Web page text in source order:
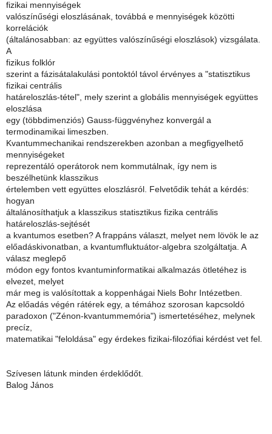
fizikai mennyiségek
valószínűségi eloszlásának, továbbá e mennyiségek közötti
korrelációk
(általánosabban: az együttes valószínűségi eloszlások) vizsgálata.
A
fizikus folklór
szerint a fázisátalakulási pontoktól távol érvényes a "statisztikus
fizikai centrális
határeloszlás-tétel", mely szerint a globális mennyiségek együttes
eloszlása
egy (többdimenziós) Gauss-függvényhez konvergál a
termodinamikai limeszben.
Kvantummechanikai rendszerekben azonban a megfigyelhető
mennyiségeket
reprezentáló operátorok nem kommutálnak, így nem is
beszélhetünk klasszikus
értelemben vett együttes eloszlásról. Felvetődik tehát a kérdés:
hogyan
általánosíthatjuk a klasszikus statisztikus fizika centrális
határeloszlás-sejtését
a kvantumos esetben? A frappáns választ, melyet nem lövök le az
előadáskivonatban, a kvantumfluktuátor-algebra szolgáltatja. A
válasz meglepő
módon egy fontos kvantuminformatikai alkalmazás ötletéhez is
elvezet, melyet
már meg is valósítottak a koppenhágai Niels Bohr Intézetben.
Az előadás végén rátérek egy, a témához szorosan kapcsoldó
paradoxon ("Zénon-kvantummemória") ismertetéséhez, melynek
precíz,
matematikai "feloldása" egy érdekes fizikai-filozófiai kérdést vet fel.
Szívesen látunk minden érdeklődőt.
Balog János